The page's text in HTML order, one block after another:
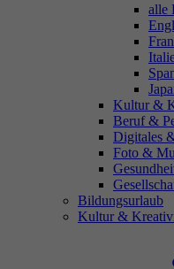
alle
Kultur &
Beruf &
Digitales
Foto &
Bildungsurlaub
Kultur &